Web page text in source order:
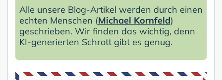
Alle unsere Blog-Artikel werden durch einen
echten Menschen (Michael Kornfeld)
geschrieben. Wir finden das wichtig, denn
KI-generierten Schrott gibt es genug.